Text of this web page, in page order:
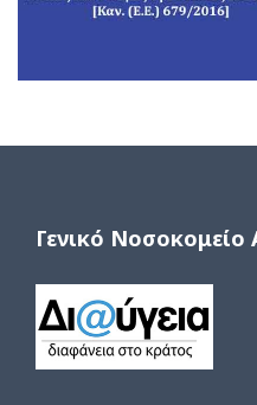
Γενικό Νοσοκομείο